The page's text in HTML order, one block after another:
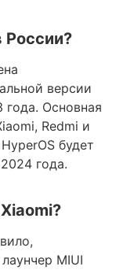
России?
версии
Основная
Redmi и
будет
года.
MIUI